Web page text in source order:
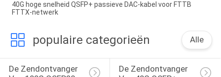
40G hoge snelheid QSFP+ passieve DAC-kabel voor FTTB
FTTX-netwerk
populaire categorieën Alle
De Zendontvanger
De Zendontvanger